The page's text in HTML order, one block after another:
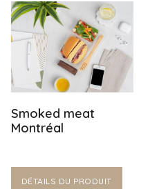
Smoked meat
Montréal
DÉTAILS DU PRODUIT